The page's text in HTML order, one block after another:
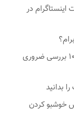
اینستاگرام در
چک‌لیست افتتاح حساب واقعی فارکس؛ ۱۰ بررسی ضروری
بدانید
خوشبو کردن